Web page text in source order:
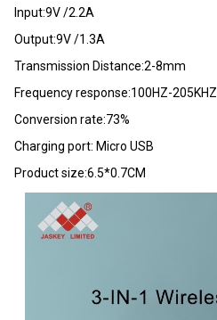
Input:9V /2.2A
Output:9V /1.3A
Transmission Distance:2-8mm
Frequency response:100HZ-205KHZ
Conversion rate:73%
Charging port: Micro USB
Product size:6.5*0.7CM